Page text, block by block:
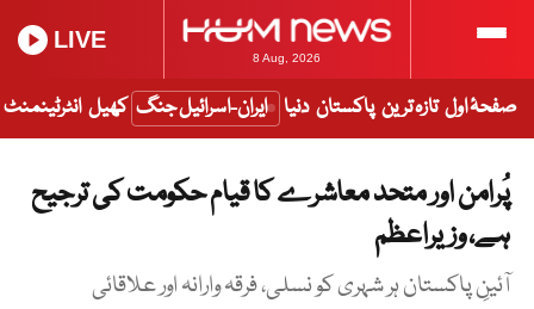
8 Aug, 2026
LIVE
صفحۂ اول تازہ ترین پاکستان دنیا ایران-اسرائیل جنگ کھیل انٹرٹینمنٹ
پُرامن اور متحد معاشرے کا قیام حکومت کی ترجیح
ہے، وزیراعظم
آئینِ پاکستان ہر شہری کو نسلی، فرقہ وارانہ اور علاقائی